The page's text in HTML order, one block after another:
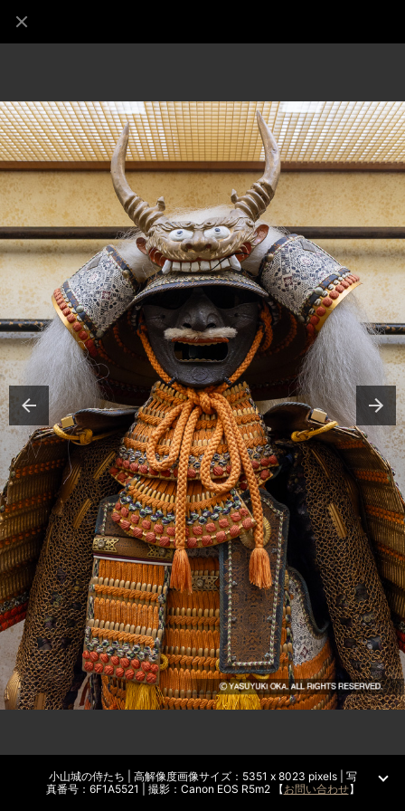
小山城の侍たち | 高解像度画像サイズ：5351 x 8023 pixels | 写
真番号：6F1A5521 | 撮影：Canon EOS R5m2 【お問い合わせ】